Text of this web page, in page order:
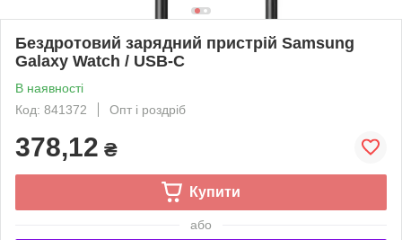
Бездротовий зарядний пристрій Samsung
Galaxy Watch / USB-C
В наявності
Код: 841372
Опт і роздріб
378,12 ₴
Купити
або